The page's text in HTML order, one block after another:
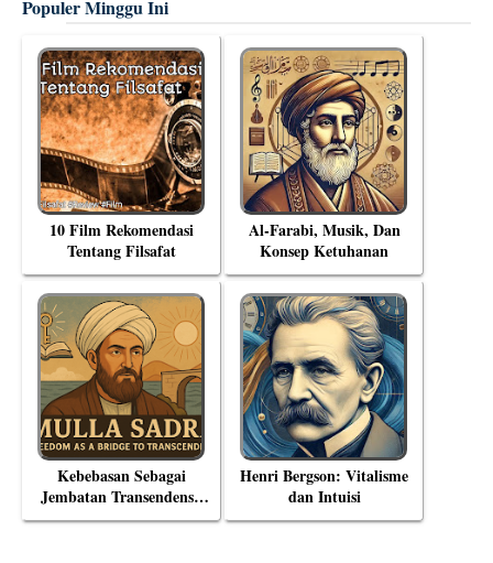
Populer Minggu Ini
10 Film Rekomendasi
Tentang Filsafat
Al-Farabi, Musik, Dan
Konsep Ketuhanan
Kebebasan Sebagai
Jembatan Transendensi:
Menyelami Filsafat
Henri Bergson: Vitalisme
dan Intuisi